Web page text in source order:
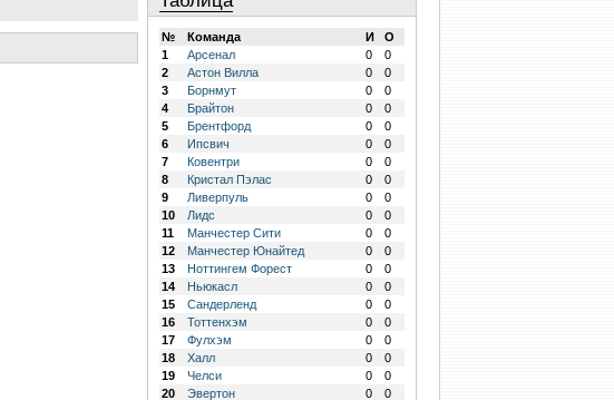
№ Команда И
О
1
Арсенал 0
0
2
Астон Вилла 0
0
3
Борнмут 0
0
4
Брайтон 0
0
5
Брентфорд 0
0
6
Ипсвич 0
0
7
Ковентри 0
0
8
Кристал Пэлас 0
0
9
Ливерпуль 0
0
10
Лидс 0
0
11
Манчестер Сити 0
0
12
Манчестер Юнайтед 0
0
13
Ноттингем Форест 0
0
14
Ньюкасл 0
0
15
Сандерленд 0
0
16
Тоттенхэм 0
0
17
Фулхэм 0
0
18
Халл 0
0
19
Челси 0
0
20
Эвертон 0 0